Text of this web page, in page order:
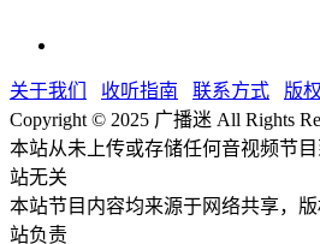
关于我们 收听指南 联系方式 版
Copyright © 2025 广播迷 All Rights
本站从未上传或存储任何音视频节
站无关
本站节目内容均来源于网络共享，
站负责